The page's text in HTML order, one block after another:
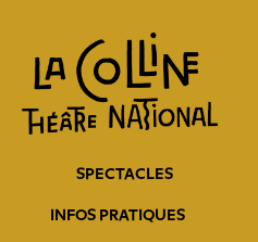
contenu
principal
entête
SPECTACLES
INFOS PRATIQUES
principale